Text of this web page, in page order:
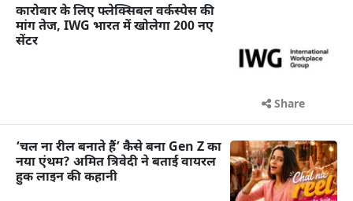
कारोबार के लिए फ्लेक्सिबल वर्कस्पेस की
मांग तेज, IWG भारत में खोलेगा 200 नए
सेंटर
Share
‘चल ना रील बनाते हैं’ कैसे बना Gen Z का
नया एंथम? अमित त्रिवेदी ने बताई वायरल
हुक लाइन की कहानी